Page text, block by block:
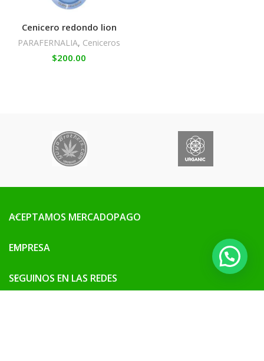
Cenicero redondo lion
PARAFERNALIA, Ceniceros
$200.00
ACEPTAMOS MERCADOPAGO
EMPRESA
SEGUINOS EN LAS REDES